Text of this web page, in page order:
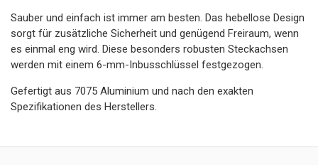
Sauber und einfach ist immer am besten. Das hebellose Design
sorgt für zusätzliche Sicherheit und genügend Freiraum, wenn
es einmal eng wird. Diese besonders robusten Steckachsen
werden mit einem 6-mm-Inbusschlüssel festgezogen.
Gefertigt aus 7075 Aluminium und nach den exakten
Spezifikationen des Herstellers.